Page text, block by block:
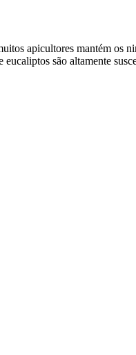
apicultores mantém os
eucaliptos são altamente